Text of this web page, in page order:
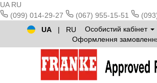
UA RU
(099) 014-29-27
(067) 955-15-51
UA
| RU Особистий кабінет
Оформлення